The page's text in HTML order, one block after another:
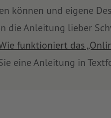
können und eigene
die Anleitung lieber
funktioniert das
eine Anleitung in